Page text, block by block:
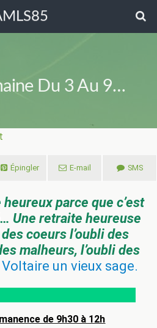
Du 3 Au 9…
Épingler E-mail SMS
heureux parce que c’est
Une retraite heureuse
coeurs l’oubli des
malheurs, l’oubli des
un vieux sage.
de 9h30 à 12h